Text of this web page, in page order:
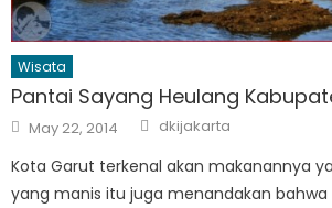
Wisata
Pantai Sayang Heulang
Posted
on
May 22, 2014 Author
dkijakarta
Kota Garut terkenal akan makanannya
yang manis itu juga menandakan